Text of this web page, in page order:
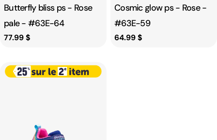
Butterfly bliss ps - Rose
pale - #63E-64
Prix
77.99 $
Cosmic glow ps - Rose -
#63E-59
Prix
64.99 $